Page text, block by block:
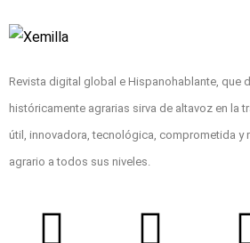
Revista digital global e Hispanohablante, que
históricamente agrarias sirva de altavoz en la
útil, innovadora, tecnológica, comprometida y
agrario a todos sus niveles.